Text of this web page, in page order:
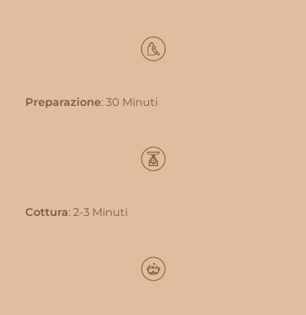
Preparazione: 30 Minuti
Cottura: 2-3 Minuti